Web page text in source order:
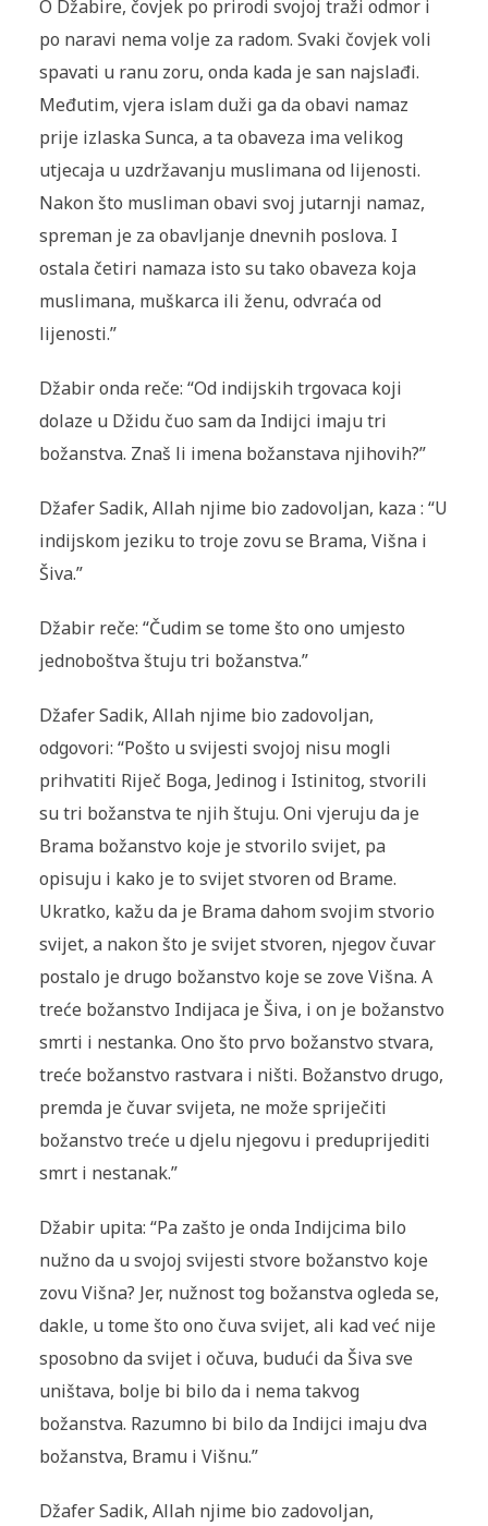
O Džabire, čovjek po prirodi svojoj traži odmor i
po naravi nema volje za radom. Svaki čovjek voli
spavati u ranu zoru, onda kada je san najslađi.
Međutim, vjera islam duži ga da obavi namaz
prije izlaska Sunca, a ta obaveza ima velikog
utjecaja u uzdržavanju muslimana od lijenosti.
Nakon što musliman obavi svoj jutarnji namaz,
spreman je za obavljanje dnevnih poslova. I
ostala četiri namaza isto su tako obaveza koja
muslimana, muškarca ili ženu, odvraća od
lijenosti.”
Džabir onda reče: “Od indijskih trgovaca koji
dolaze u Džidu čuo sam da Indijci imaju tri
božanstva. Znaš li imena božanstava njihovih?”
Džafer Sadik, Allah njime bio zadovoljan, kaza : “U
indijskom jeziku to troje zovu se Brama, Višna i
Šiva.”
Džabir reče: “Čudim se tome što ono umjesto
jednoboštva štuju tri božanstva.”
Džafer Sadik, Allah njime bio zadovoljan,
odgovori: “Pošto u svijesti svojoj nisu mogli
prihvatiti Riječ Boga, Jedinog i Istinitog, stvorili
su tri božanstva te njih štuju. Oni vjeruju da je
Brama božanstvo koje je stvorilo svijet, pa
opisuju i kako je to svijet stvoren od Brame.
Ukratko, kažu da je Brama dahom svojim stvorio
svijet, a nakon što je svijet stvoren, njegov čuvar
postalo je drugo božanstvo koje se zove Višna. A
treće božanstvo Indijaca je Šiva, i on je božanstvo
smrti i nestanka. Ono što prvo božanstvo stvara,
treće božanstvo rastvara i ništi. Božanstvo drugo,
premda je čuvar svijeta, ne može spriječiti
božanstvo treće u djelu njegovu i preduprijediti
smrt i nestanak.”
Džabir upita: “Pa zašto je onda Indijcima bilo
nužno da u svojoj svijesti stvore božanstvo koje
zovu Višna? Jer, nužnost tog božanstva ogleda se,
dakle, u tome što ono čuva svijet, ali kad već nije
sposobno da svijet i očuva, budući da Šiva sve
uništava, bolje bi bilo da i nema takvog
božanstva. Razumno bi bilo da Indijci imaju dva
božanstva, Bramu i Višnu.”
Džafer Sadik, Allah njime bio zadovoljan,